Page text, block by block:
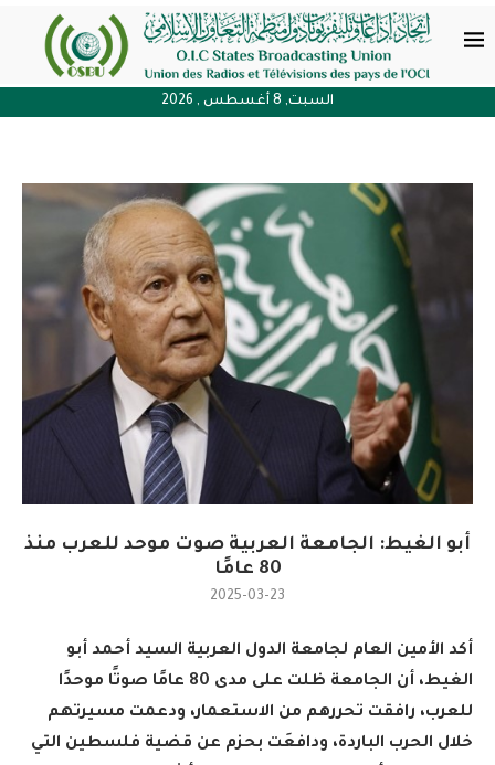
السبت, 8 أغسطس , 2026
أبو الغيط: الجامعة العربية صوت موحد للعرب منذ
80 عامًا
2025-03-23
أكد الأمين العام لجامعة الدول العربية السيد أحمد أبو
الغيط، أن الجامعة ظلت على مدى 80 عامًا صوتًا موحدًا
للعرب، رافقت تحررهم من الاستعمار، ودعمت مسيرتهم
خلال الحرب الباردة، ودافعَت بحزم عن قضية فلسطين التي